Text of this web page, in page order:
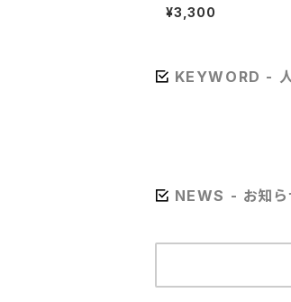
8年/エリザベス面（リン
¥3,300
KEYWORD -
NEWS - お知ら